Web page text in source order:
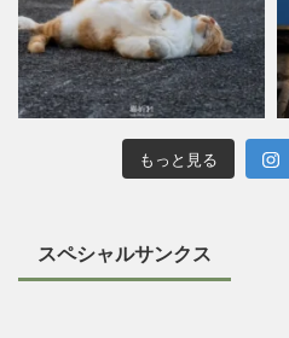
もっと見る
スペシャルサンクス